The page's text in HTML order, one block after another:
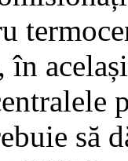
să